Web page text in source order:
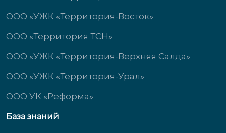
ООО «УЖК «Территория-Восток»
ООО «Территория ТСН»
ООО «УЖК «Территория-Верхняя Салда»
ООО «УЖК «Территория-Урал»
ООО УК «Реформа»
База знаний